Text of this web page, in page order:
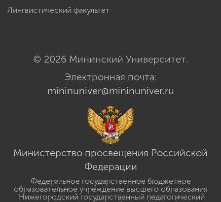
Лингвистический факультет
© 2026 Мининский Университет.
Электронная почта:
mininuniver@mininuniver.ru
Министерство просвещения Российской
Федерации
Федеральное государственное бюджетное
образовательное учреждение высшего образования
"Нижегородский государственный педагогический